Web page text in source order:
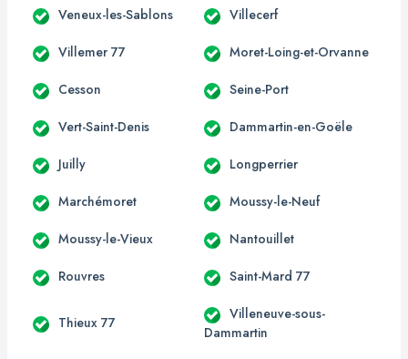
Veneux-les-Sablons Villecerf
Villemer 77 Moret-Loing-et-Orvanne
Cesson Seine-Port
Vert-Saint-Denis Dammartin-en-Goële
Juilly Longperrier
Marchémoret Moussy-le-Neuf
Moussy-le-Vieux Nantouillet
Rouvres Saint-Mard 77
Thieux 77
Villeneuve-sous-
Dammartin